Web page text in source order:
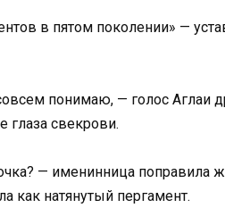
в пятом поколении» —
понимаю, — голос Аглаи
глаза свекрови.
— именинница
как натянутый пергамент.